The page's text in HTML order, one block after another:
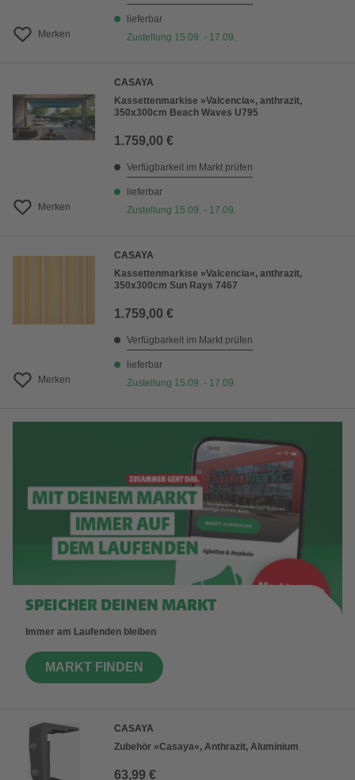
Merken
lieferbar
Zustellung 15.09. - 17.09.
Merken
CASAYA
Kassettenmarkise »Valcencia«, anthrazit,
350x300cm Beach Waves U795
1.759,00 €
Verfügbarkeit im Markt prüfen
lieferbar
Zustellung 15.09. - 17.09.
Merken
CASAYA
Kassettenmarkise »Valcencia«, anthrazit,
350x300cm Sun Rays 7467
1.759,00 €
Verfügbarkeit im Markt prüfen
lieferbar
Zustellung 15.09. - 17.09.
SPEICHER DEINEN MARKT
Immer am Laufenden bleiben
MARKT FINDEN
CASAYA
Zubehör »Casaya«, Anthrazit, Aluminium
63,99 €